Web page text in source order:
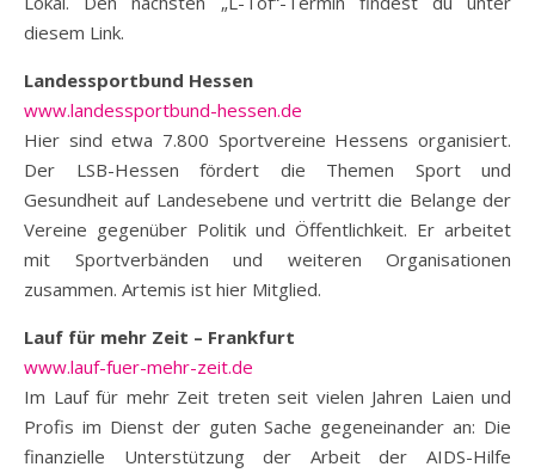
diesem Link.
Landessportbund Hessen
www.landessportbund-hessen.de
Hier sind etwa 7.800 Sportvereine Hessens organisiert.
Der LSB-Hessen fördert die Themen Sport und
Gesundheit auf Landesebene und vertritt die Belange der
Vereine gegenüber Politik und Öffentlichkeit. Er arbeitet
mit Sportverbänden und weiteren Organisationen
zusammen. Artemis ist hier Mitglied.
Lauf für mehr Zeit – Frankfurt
www.lauf-fuer-mehr-zeit.de
Im Lauf für mehr Zeit treten seit vielen Jahren Laien und
Profis im Dienst der guten Sache gegeneinander an: Die
finanzielle Unterstützung der Arbeit der AIDS-Hilfe